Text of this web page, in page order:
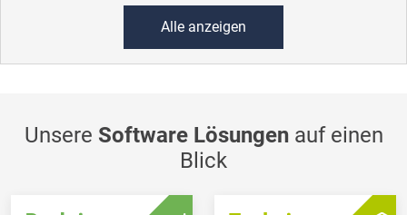
Alle anzeigen
Unsere Software Lösungenauf einen
Blick